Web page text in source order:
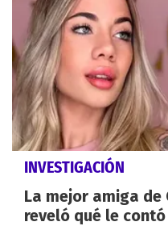
INVESTIGACIÓN
La mejor amiga de
reveló qué le